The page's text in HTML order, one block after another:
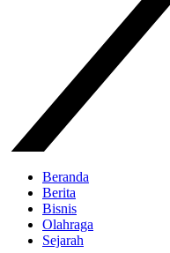
Beranda
Berita
Bisnis
Olahraga
Sejarah